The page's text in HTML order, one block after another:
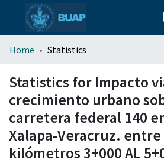
menu.section.about_menu
All of DSpace
Home Statistics
Statistics for Impacto
crecimiento urbano
carretera federal 140
Xalapa-Veracruz. entre
kilómetros 3+000 AL